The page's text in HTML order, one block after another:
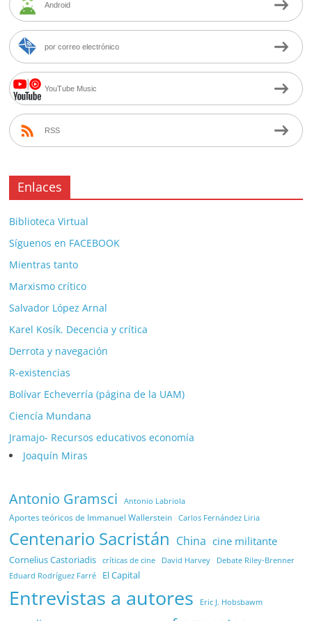
Android
por correo electrónico
YouTube Music
RSS
Enlaces
Biblioteca Virtual
Síguenos en FACEBOOK
Mientras tanto
Marxismo crítico
Salvador López Arnal
Karel Kosík. Decencia y crítica
Derrota y navegación
R-existencias
Bolívar Echeverría (página de la UAM)
Ciencía Mundana
Jramajo- Recursos educativos economía
Joaquín Miras
Antonio Gramsci Antonio Labriola
Aportes teóricos de Immanuel Wallerstein Carlos Fernández Liria
Centenario Sacristán China cine militante
Cornelius Castoriadis críticas de cine David Harvey Debate Riley-Brenner
Eduard Rodríguez Farré El Capital
Entrevistas a autores Eric J. Hobsbawm